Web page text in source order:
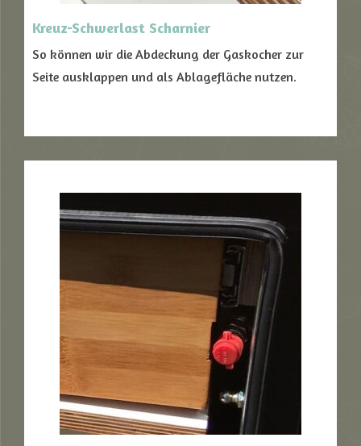
Kreuz-Schwerlast Scharnier
So können wir die Abdeckung der Gaskocher zur
Seite ausklappen und als Ablagefläche nutzen.